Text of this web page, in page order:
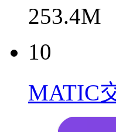
253.4M
10
MATIC